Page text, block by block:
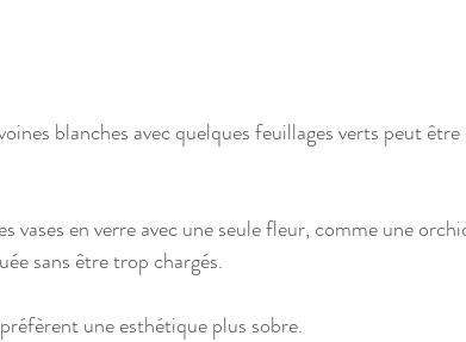
blanches avec quelques feuillages verts peut être
vases en verre avec une seule fleur, comme une
sans être trop chargés.
une esthétique plus sobre.